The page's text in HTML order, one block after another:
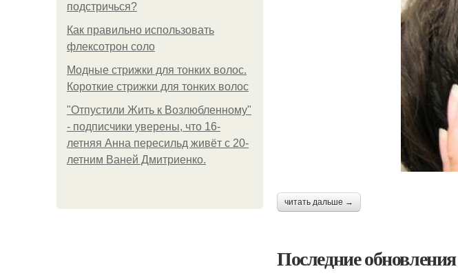
подстричься?
Как правильно использовать
флексотрон соло
Модные стрижки для тонких волос.
Короткие стрижки для тонких волос
"Отпустили Жить к Возлюбленному"
- подписчики уверены, что 16-
летняя Анна пересильд живёт с 20-
летним Ваней Дмитриенко.
читать дальше →
Последние